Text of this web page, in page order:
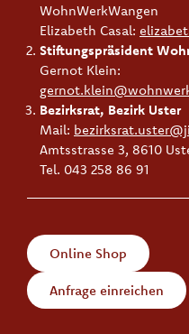
WohnWerkWangen
Elizabeth Casal:
Stiftungspräsident
Gernot Klein:
Bezirksrat, Bezirk Uster
Mail:
Amtsstrasse 3, 8610
Tel. 043 258 86 91
Online Shop
Anfrage einreichen